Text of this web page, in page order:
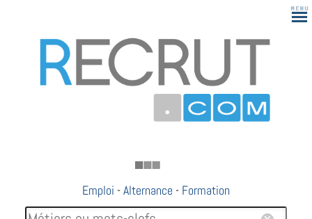
Emploi -Alternance - Formation